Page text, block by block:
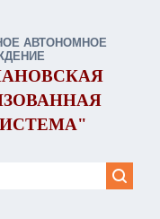
АВТОНОМНОЕ